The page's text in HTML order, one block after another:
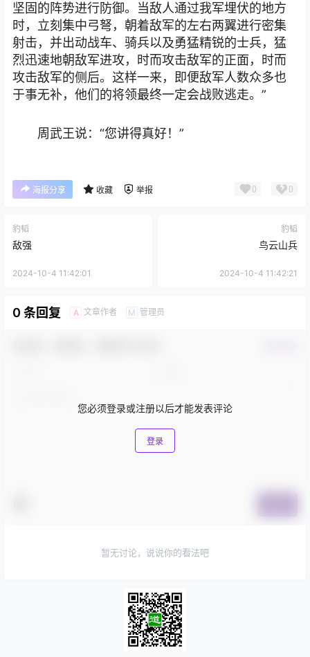
坚固的阵势进行防御。当敌人通过我军埋伏的地方
时，立刻集中弓弩，朝着敌军的左右两翼进行密集
射击，并出动战车、骑兵以及勇猛精锐的士兵，猛
烈迅速地朝敌军进攻，时而攻击敌军的正面，时而
攻击敌军的侧后。这样一来，即便敌军人数众多也
于事无补，他们的将领最终一定会战败逃走。”
周武王说：“您讲得真好！”
海报分享 收藏 举报 0 0
豹韬
敌强
2024-10-4 11:42:01
豹韬
鸟云山兵
2024-10-4 11:42:21
0 条回复 A 文章作者 M 管理员
您必须登录或注册以后才能发表评论
登录
暂无讨论，说说你的看法吧